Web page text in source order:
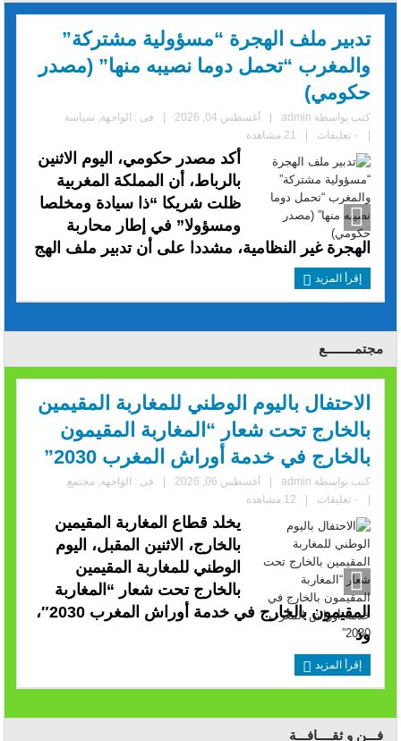
تدبير ملف الهجرة “مسؤولية مشتركة”
والمغرب “تحمل دوما نصيبه منها” (مصدر
حكومي)
كتب بواسطة admin أغسطس 04, 2026 فى : الواجهة, سياسة
٠ تعليقات 21 مشاهدة
أكد مصدر حكومي، اليوم الاثنين
بالرباط، أن المملكة المغربية
ظلت شريكا “ذا سيادة ومخلصا
ومسؤولا” في إطار محاربة
الهجرة غير النظامية، مشددا على أن تدبير ملف الهج
إقرأ المزيد
مجتمــــــــع
الاحتفال باليوم الوطني للمغاربة المقيمين
بالخارج تحت شعار “المغاربة المقيمون
بالخارج في خدمة أوراش المغرب 2030”
كتب بواسطة admin أغسطس 06, 2026 فى : الواجهة,مجتمع
٠ تعليقات 12 مشاهدة
يخلد قطاع المغاربة المقيمين
بالخارج، الاثنين المقبل، اليوم
الوطني للمغاربة المقيمين
بالخارج تحت شعار “المغاربة
المقيمون بالخارج في خدمة أوراش المغرب 2030″،
وذ
إقرأ المزيد
فـــن و ثقــــافـــة